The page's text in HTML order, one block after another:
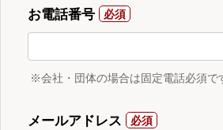
お電話番号
※会社・団体の場合は固定電話必須で
メールアドレス